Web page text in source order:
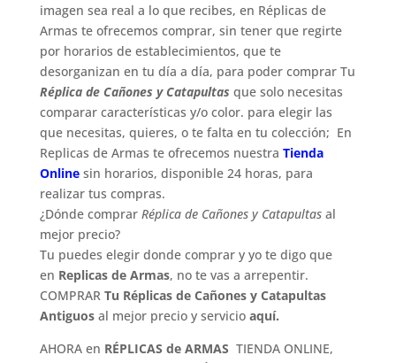
imagen sea real a lo que recibes, en Réplicas de
Armas te ofrecemos comprar, sin tener que regirte
por horarios de establecimientos, que te
desorganizan en tu día a día, para poder comprar Tu
Réplica de Cañones y Catapultas que solo necesitas
comparar características y/o color. para elegir las
que necesitas, quieres, o te falta en tu colección; En
Replicas de Armas te ofrecemos nuestra Tienda
Onlinesin horarios, disponible 24 horas, para
realizar tus compras.
¿Dónde comprar Réplica de Cañones y Catapultasal
mejor precio?
Tu puedes elegir donde comprar y yo te digo que
en Replicas de Armas, no te vas a arrepentir.
COMPRAR Tu Réplicas de Cañones y Catapultas
Antiguosal mejor precio y servicio aquí.
AHORA en RÉPLICAS de ARMAS TIENDA ONLINE,